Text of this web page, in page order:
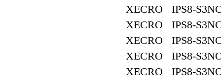
XECRO IPS8-
XECRO IPS8-
XECRO IPS8-
XECRO IPS8-
XECRO IPS8-